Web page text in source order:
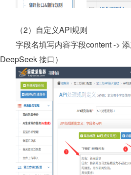
（2）自定义API规则
字段名填写内容字段content ->
DeepSeek 接口）